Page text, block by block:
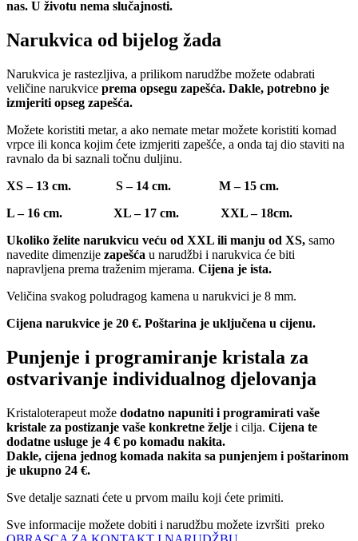
nas. U životu nema slučajnosti.
Narukvica od bijelog žada
Narukvica je rastezljiva, a prilikom narudžbe možete odabrati
veličine narukvice prema opsegu zapešća. Dakle, potrebno je
izmjeriti opseg zapešća.
Možete koristiti metar, a ako nemate metar možete koristiti komad
vrpce ili konca kojim ćete izmjeriti zapešće, a onda taj dio staviti na
ravnalo da bi saznali točnu duljinu.
XS – 13 cm. S – 14 cm. M – 15 cm.
L – 16 cm. XL – 17 cm. XXL – 18cm.
Ukoliko želite narukvicu veću od XXL ili manju od XS, samo
navedite dimenzije zapešća u narudžbi i narukvica će biti
napravljena prema traženim mjerama. Cijena je ista.
Veličina svakog poludragog kamena u narukvici je 8 mm.
Cijena narukvice je 20 €. Poštarina je uključena u cijenu.
Punjenje i programiranje kristala za
ostvarivanje individualnog djelovanja
Kristaloterapeut može dodatno napuniti i programirati vaše
kristale za postizanje vaše konkretne želje i cilja. Cijena te
dodatne usluge je 4 € po komadu nakita.
Dakle, cijena jednog komada nakita sa punjenjem i poštarinom
je ukupno 24 €.
Sve detalje saznati ćete u prvom mailu koji ćete primiti.
Sve informacije možete dobiti i narudžbu možete izvršiti preko